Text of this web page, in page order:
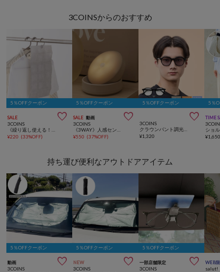
3COINSからのおすすめ
5％OFFクーポン
SALE 
3COINS
¥220 (33%OFF)
5％OFFクーポン
SALE 動画 
3COINS
¥550 (37%OFF)
5％OFFクーポン

3COINS
クラウンパント調光サングラス
¥1,320
5％
TIME
¥
持ち運び便利なアウトドアアイテム
5％OFFクーポン
動画 
3COINS
5％OFFクーポン
NEW 
3COINS
5％OFFクーポン
一部店舗限定 
3COINS
WEB
salut!